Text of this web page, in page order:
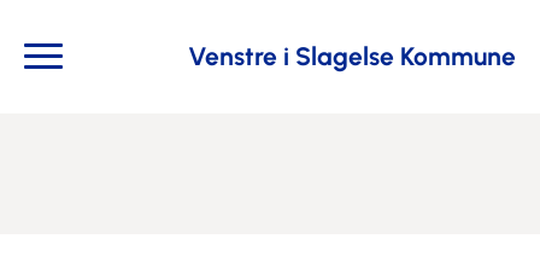
Venstre i Slagelse Kommune